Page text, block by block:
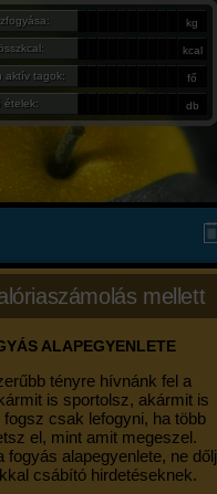
kg
kcal
aktív tagok: fő
ételek: db
mellett
ALAPEGYENLETE
tényre hívnánk fel a
is sportolsz, akármit is
csak lefogyni, ha több
el, mint amit megeszel.
fogyás alapegyenlete, ne dőlj
csábító hirdetéseknek.